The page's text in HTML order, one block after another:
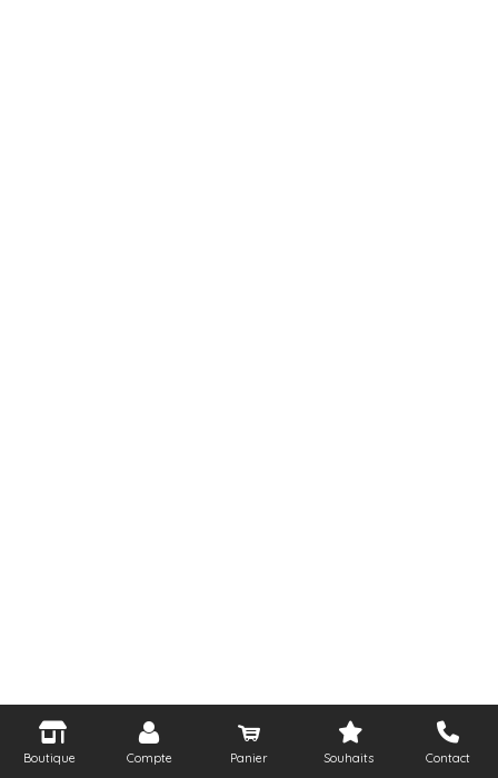
Boutique Compte Panier Souhaits Contact